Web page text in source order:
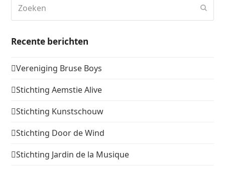
Recente berichten
Vereniging Bruse Boys
Stichting Aemstie Alive
Stichting Kunstschouw
Stichting Door de Wind
Stichting Jardin de la Musique